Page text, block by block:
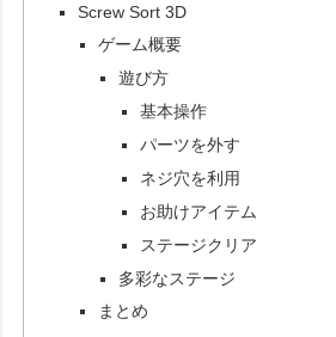
Screw Sort 3D
ゲーム概要
遊び方
基本操作
パーツを外す
ネジ穴を利用
お助けアイテム
ステージクリア
多彩なステージ
まとめ